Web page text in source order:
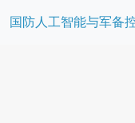
国防人工智能与军备